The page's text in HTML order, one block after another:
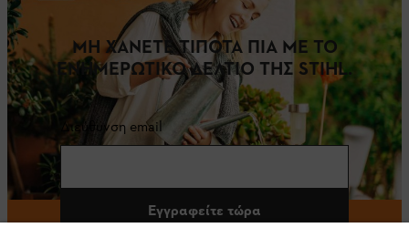
ΜΗ ΧΑΝΕΤΕ ΤΙΠΟΤΑ ΠΙΑ ΜΕ ΤΟ
ΕΝΗΜΕΡΩΤΙΚΟ ΔΕΛΤΙΟ ΤΗΣ STIHL.
Διεύθυνση email
Εγγραφείτε τώρα